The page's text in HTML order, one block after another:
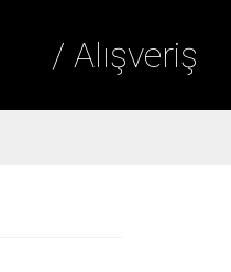
/ Alışveriş